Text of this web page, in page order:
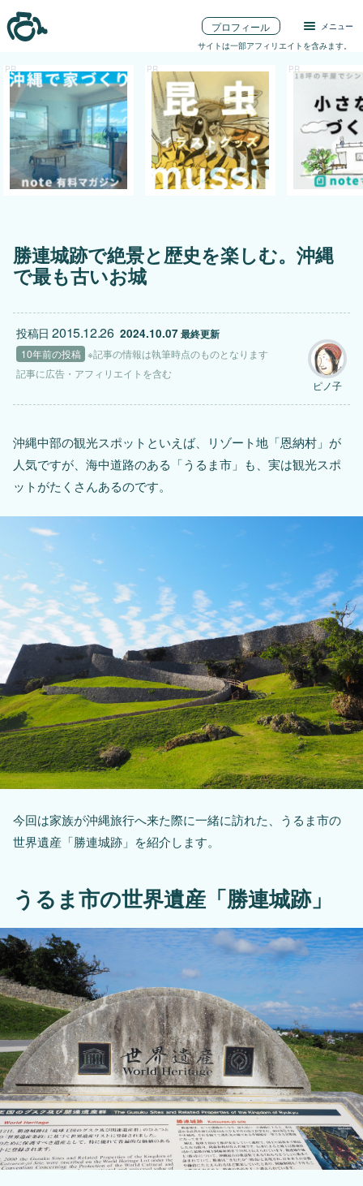
プロフィール
メニュー
サイトは一部アフィリエイトを含みます。
勝連城跡で絶景と歴史を楽しむ。沖縄
で最も古いお城
投稿日2015.12.26 2024.10.07 最終更新
10年前の投稿 ※記事の情報は執筆時点のものとなります
記事に広告 ・アフィリエイトを含む
ピノ子
沖縄中部の観光スポットといえば、リゾート地「恩納村」が
人気ですが、海中道路のある「うるま市」も、実は観光スポ
ットがたくさんあるのです。
今回は家族が沖縄旅行へ来た際に一緒に訪れた、うるま市の
世界遺産「勝連城跡」を紹介します。
うるま市の世界遺産「勝連城跡」